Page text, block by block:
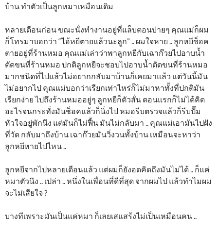
บ้าน ทำตัวเป็นลูกหมาเหมือนเดิม
หลายเดือนก่อน ขณะนั่งทำงานอยู่ที่แล็บตอนบ่ายๆ คุณแม่ก็ผม
ก็โทรมาบอกว่า “ไอ้หยีตายแล้วนะลูก” .. ผมใจหาย .. ลูกหยีช็อค
ตายอยู่ที่ร้านหมอ คุณแม่เล่าว่าพาลูกหยีกับเฉาก๊วยไปอาบน้ำ
ตัดขนที่ร้านหมอ ปกติลูกหยีจะชอบไปอาบน้ำตัดขนที่ร้านหมอ
มากชนิดที่ไปแล้วไม่อยากกลับมาบ้านก็เคยมาแล้ว แต่วันนี้มัน
ไม่อยากไป คุณแม่บอกว่าเรียกเท่าไหร่ก็ไม่มาหาทั้งที่ปกติมัน
เรียกง่าย ไปถึงร้านหมออยู่ๆ ลูกหยีก็ตัวสั่น ตอนแรกก็ไม่ได้คิด
อะไรจนกระทั่งมันช็อคแล้วก็นิ่งไป หมอรีบตรวจแล้วก็รีบปั๊ม
หัวใจอยู่พักนึง แต่มันก็ไม่ฟื้น มันไม่กลับมา .. คุณแม่เอามันไปฝัง
ที่วัด กลับมาถึงบ้าน เฉาก๊วยมันวิ่งวนทั้งบ้าน เหมือนจะหาว่า
ลูกหยีหายไปไหน ..
ลูกหยีจากไปหลายเดือนแล้ว แต่ผมก็ยังอดคิดถึงมันไม่ได้ .. ก็แค่
หมาตัวนึง .. เปล่า .. หนึ่งในเพื่อนที่ดีที่สุด จากผมไป แล้วทำไมผม
จะไม่เสียใจ ?
บางทีเพราะมันเป็นแค่หมา ก็เลยเสแสร้งไม่เป็นเหมือนคน ..